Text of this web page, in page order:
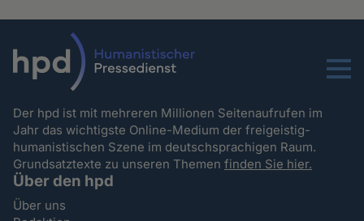
Menu
Der hpd ist mit mehreren Millionen Seitenaufrufen im
Jahr das wichtigste Online-Medium der freigeistig-
humanistischen Szene im deutschsprachigen Raum.
Grundsatztexte zu unseren Themenfinden Sie hier.
Über den hpd
Über uns